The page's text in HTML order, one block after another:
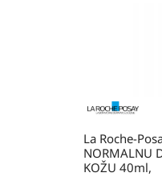
La Roche-
NORMALNU
KOŽU 40ml,